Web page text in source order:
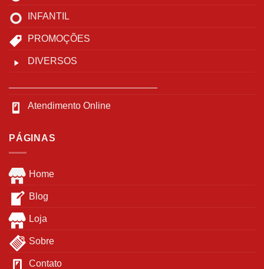
INFANTIL
PROMOÇÕES
DIVERSOS
Atendimento Online
PÁGINAS
Home
Blog
Loja
Sobre
Contato